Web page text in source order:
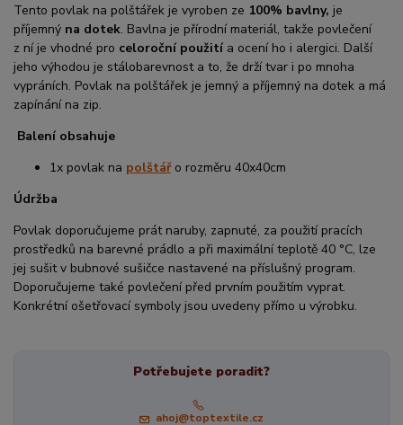
Tento povlak na polštářek je vyroben ze 100% bavlny, je
příjemný na dotek. Bavlna je přírodní materiál, takže povlečení
z ní je vhodné pro celoroční použití a ocení ho i alergici. Další
jeho výhodou je stálobarevnost a to, že drží tvar i po mnoha
vypráních. Povlak na polštářek je jemný a příjemný na dotek a má
zapínání na zip.
Balení obsahuje
1x povlak na polštářo rozměru 40x40cm
Údržba
Povlak doporučujeme prát naruby, zapnuté, za použití pracích
prostředků na barevné prádlo a při maximální teplotě 40 °C, lze
jej sušit v bubnové sušičce nastavené na příslušný program.
Doporučujeme také povlečení před prvním použitím vyprat.
Konkrétní ošetřovací symboly jsou uvedeny přímo u výrobku.
Potřebujete poradit?
ahoj@toptextile.cz